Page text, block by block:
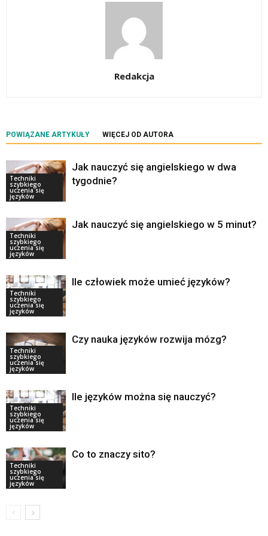
Redakcja
POWIĄZANE ARTYKUŁY WIĘCEJ OD AUTORA
Techniki
szybkiego
uczenia się
języków
Jak nauczyć się angielskiego w dwa
tygodnie?
Techniki
szybkiego
uczenia się
języków
Jak nauczyć się angielskiego w 5 minut?
Techniki
szybkiego
uczenia się
języków
Ile człowiek może umieć języków?
Techniki
szybkiego
uczenia się
języków
Czy nauka języków rozwija mózg?
Techniki
szybkiego
uczenia się
języków
Ile języków można się nauczyć?
Techniki
szybkiego
uczenia się
języków
Co to znaczy sito?